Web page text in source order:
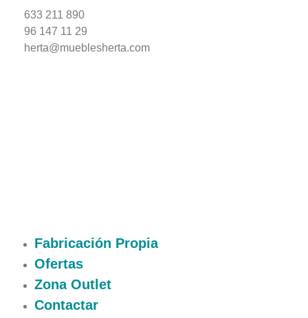
633 211 890
96 147 11 29
herta@mueblesherta.com
Fabricación Propia
Ofertas
Zona Outlet
Contactar